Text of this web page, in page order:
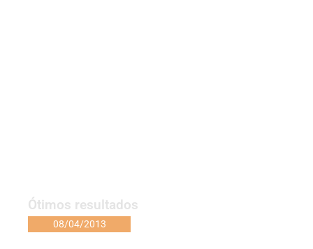
Ótimos resultados
08/04/2013